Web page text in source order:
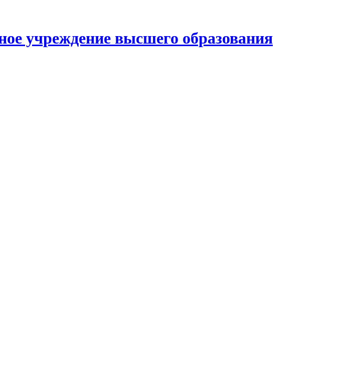
учреждение высшего образования